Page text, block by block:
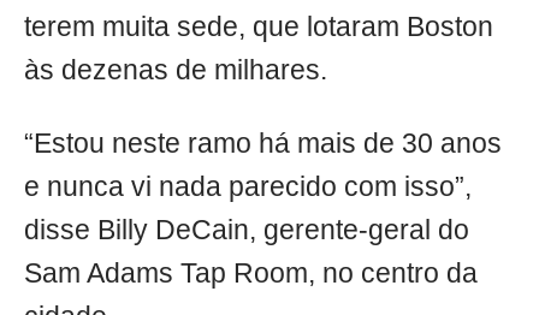
terem muita sede, que lotaram Boston
às dezenas de milhares.
“Estou neste ramo há mais de 30 anos
e nunca vi nada parecido com isso”,
disse Billy DeCain, gerente-geral do
Sam Adams Tap Room, no centro da